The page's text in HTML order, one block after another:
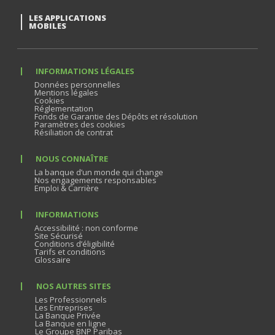
LES APPLICATIONS
MOBILES
INFORMATIONS LÉGALES
Données personnelles
Mentions légales
Cookies
Réglementation
Fonds de Garantie des Dépôts et résolution
Paramètres des cookies
Résiliation de contrat
NOUS CONNAÎTRE
La banque d’un monde qui change
Nos engagements responsables
Emploi & Carrière
INFORMATIONS
Accessibilité : non conforme
Site Sécurisé
Conditions d’éligibilité
Tarifs et conditions
Glossaire
NOS AUTRES SITES
Les Professionnels
Les Entreprises
La Banque Privée
La Banque en ligne
Le Groupe BNP Paribas